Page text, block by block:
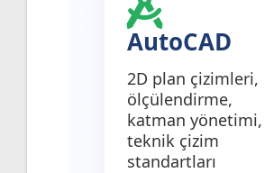
AutoCAD
2D plan çizimleri,
ölçülendirme,
katman yönetimi,
teknik çizim
standartları